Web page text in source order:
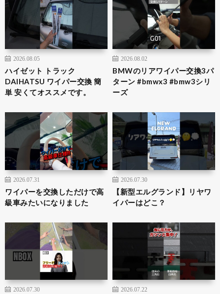
2026.08.05
ハイゼット トラック
DAIHATSU ワイパー交換 簡
単 安くてオススメです。
2026.08.02
BMWのリアワイパー交換3パ
ターン #bmwx3 #bmw3シリ
ーズ
2026.07.31
ワイパーを交換しただけで高
級車みたいになりました
2026.07.30
【新型エルグランド】リヤワ
イパーはどこ？
2026.07.30 2026.07.22